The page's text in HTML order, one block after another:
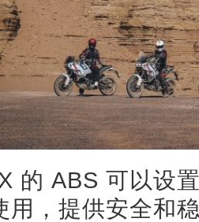
的 ABS 可以设
用，提供安全和